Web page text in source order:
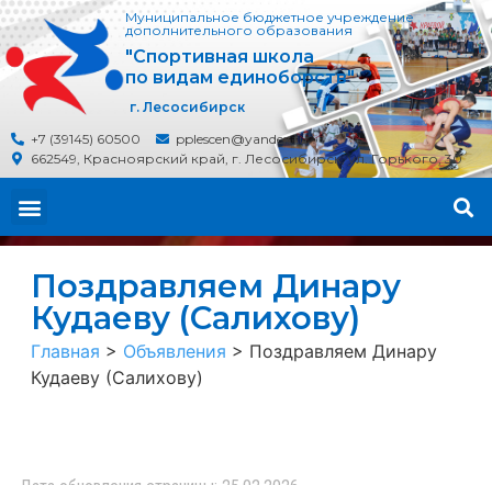
Муниципальное бюджетное учреждение
дополнительного образования
"Спортивная школа
по видам единоборств"
г. Лесосибирск
+7 (39145) 60500
pplescen@yandex.ru
662549, Красноярский край, г. Лесосибирск, ул. Горького, 30
Поздравляем Динару
Кудаеву (Салихову)
Главная > Объявления > Поздравляем Динару
Кудаеву (Салихову)